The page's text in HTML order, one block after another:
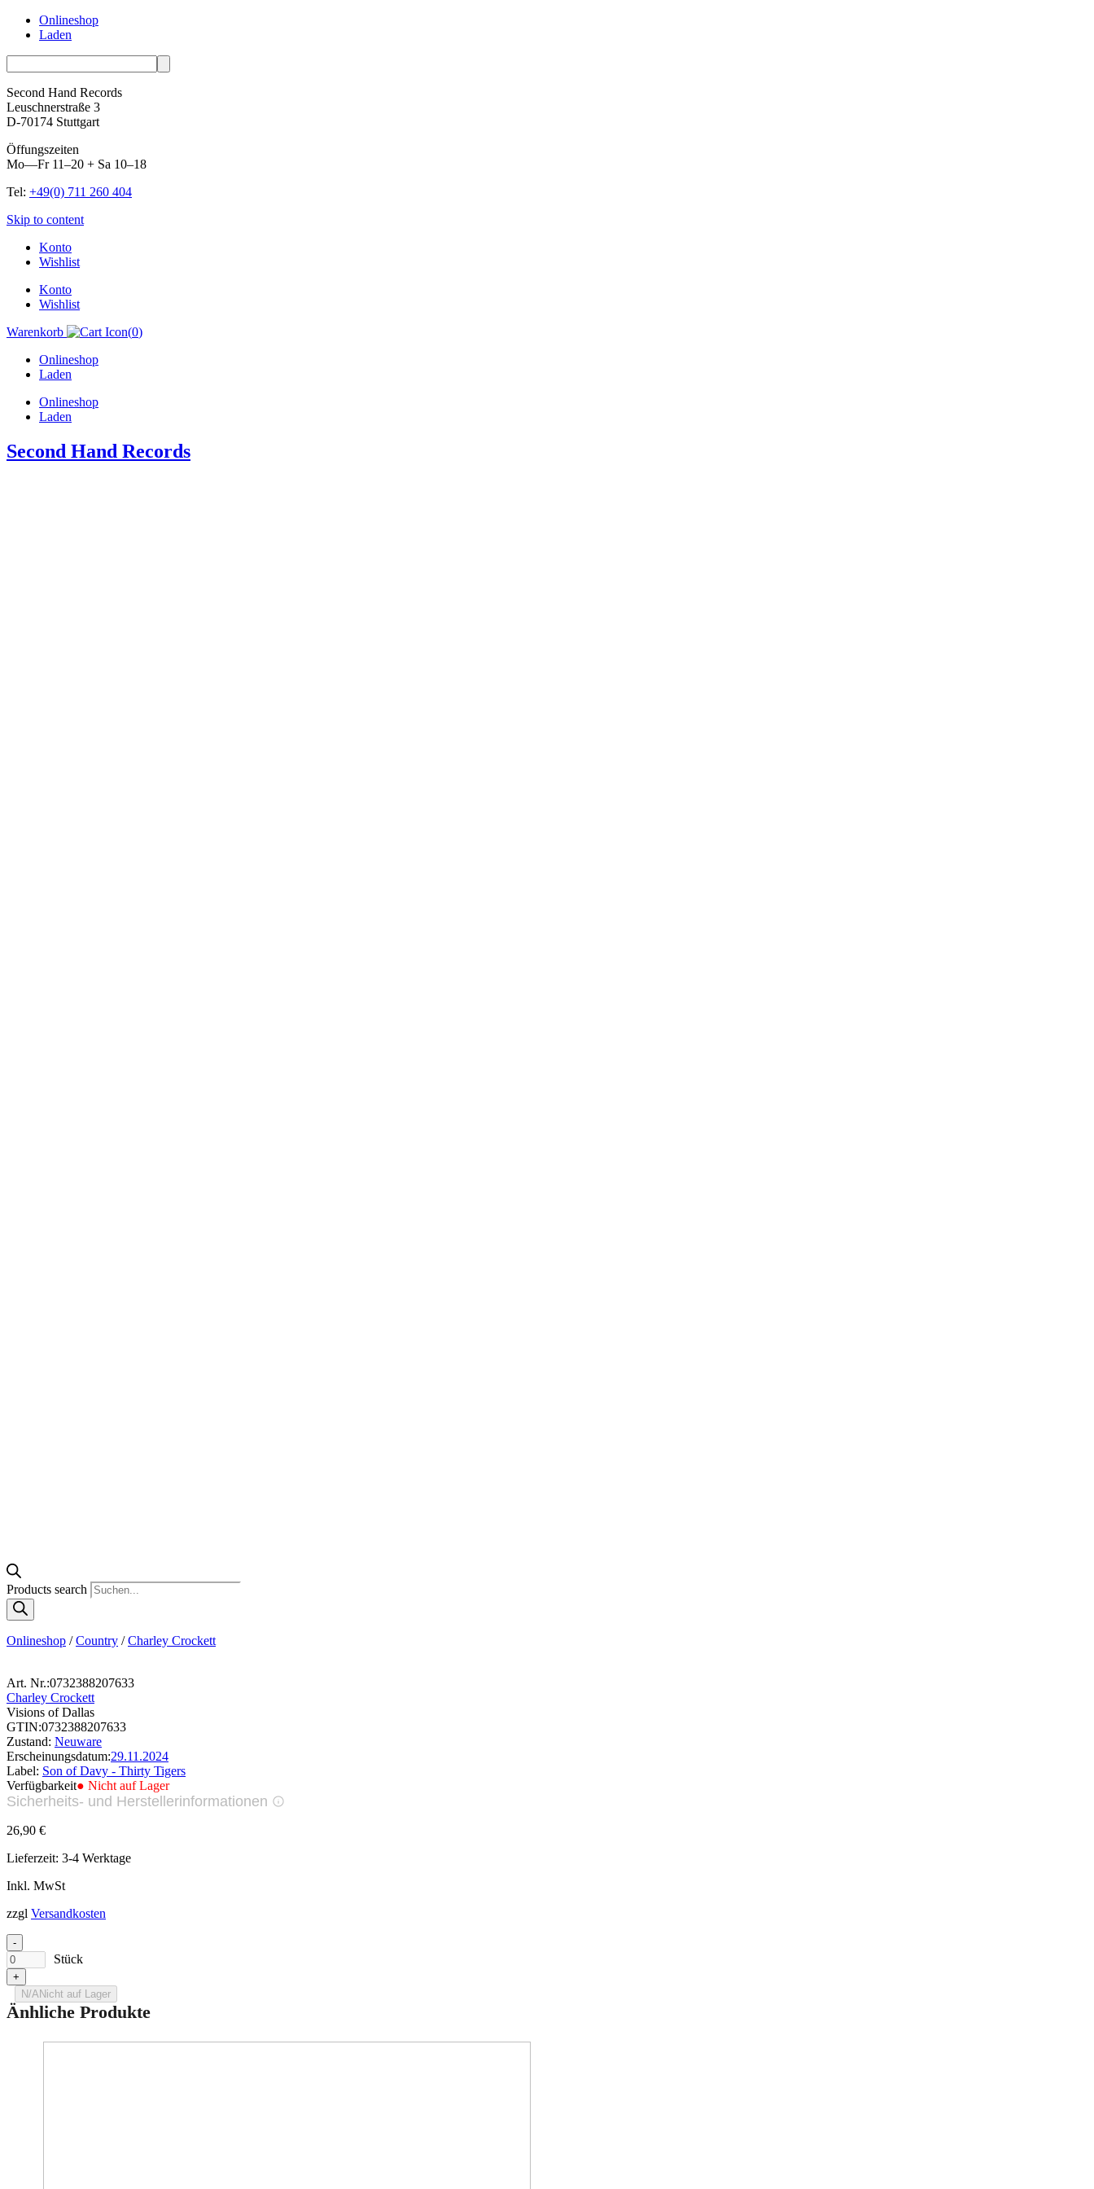
Onlineshop
Laden
Second Hand Records
Leuschnerstraße 3
D-70174 Stuttgart
Öffungszeiten
Mo—Fr 11–20 + Sa 10–18
Tel: +49(0) 711 260 404
Skip to content
Konto
Wishlist
Konto
Wishlist
Warenkorb
(0)
Onlineshop
Laden
Onlineshop
Laden
Second Hand Records
Products search
Onlineshop /Country /Charley Crockett
Art. Nr.:0732388207633
Charley Crockett
Visions of Dallas
GTIN:0732388207633
Zustand: Neuware
Erscheinungsdatum:29.11.2024
Label: Son of Davy - Thirty Tigers
Verfügbarkeit● Nicht auf Lager
Sicherheits- und Herstellerinformationen
26,90 €
Lieferzeit: 3-4 Werktage
Inkl. MwSt
zzgl Versandkosten
-
Stück
+
N/ANicht auf Lager
Änhliche Produkte